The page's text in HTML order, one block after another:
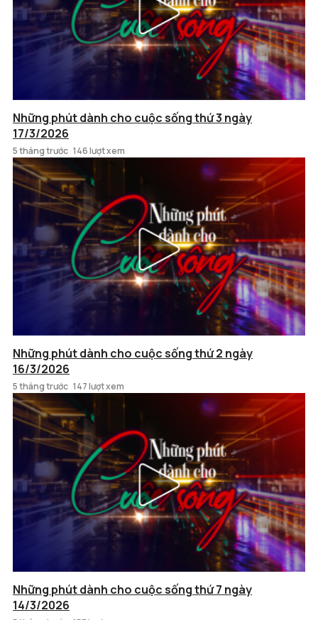
Những phút dành cho cuộc sống thứ 3 ngày
17/3/2026
5 tháng trước 146 lượt xem
Những phút dành cho cuộc sống thứ 2 ngày
16/3/2026
5 tháng trước 147 lượt xem
Những phút dành cho cuộc sống thứ 7 ngày
14/3/2026